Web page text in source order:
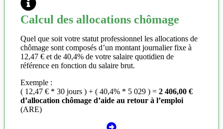
Calcul des allocations chômage
Quel que soit votre statut professionnel les allocations de
chômage sont composés d’un montant journalier fixe à
12,47 € et de 40,4% de votre salaire quotidien de
référence en fonction du salaire brut.
Exemple :
( 12,47 € * 30 jours ) + ( 40,4% * 5 029 ) = 2 406,00 €
d’allocation chômage d’aide au retour à l’emploi
(ARE)